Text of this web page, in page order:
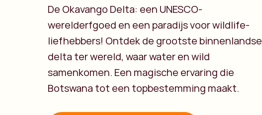
De Okavango Delta: een UNESCO-
werelderfgoed en een paradijs voor wildlife-
liefhebbers! Ontdek de grootste binnenlandse
delta ter wereld, waar water en wild
samenkomen. Een magische ervaring die
Botswana tot een topbestemming maakt.